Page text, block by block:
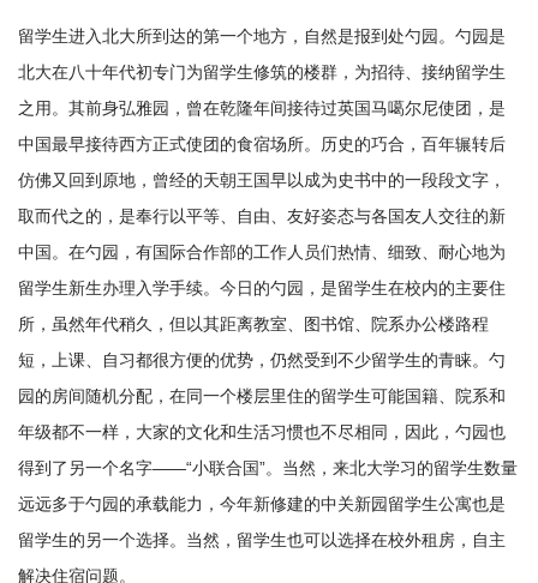
留学生进入北大所到达的第一个地方，自然是报到处勺园。勺园是
北大在八十年代初专门为留学生修筑的楼群，为招待、接纳留学生
之用。其前身弘雅园，曾在乾隆年间接待过英国马噶尔尼使团，是
中国最早接待西方正式使团的食宿场所。历史的巧合，百年辗转后
仿佛又回到原地，曾经的天朝王国早以成为史书中的一段段文字，
取而代之的，是奉行以平等、自由、友好姿态与各国友人交往的新
中国。在勺园，有国际合作部的工作人员们热情、细致、耐心地为
留学生新生办理入学手续。今日的勺园，是留学生在校内的主要住
所，虽然年代稍久，但以其距离教室、图书馆、院系办公楼路程
短，上课、自习都很方便的优势，仍然受到不少留学生的青睐。勺
园的房间随机分配，在同一个楼层里住的留学生可能国籍、院系和
年级都不一样，大家的文化和生活习惯也不尽相同，因此，勺园也
得到了另一个名字——“小联合国”。当然，来北大学习的留学生数量
远远多于勺园的承载能力，今年新修建的中关新园留学生公寓也是
留学生的另一个选择。当然，留学生也可以选择在校外租房，自主
解决住宿问题。